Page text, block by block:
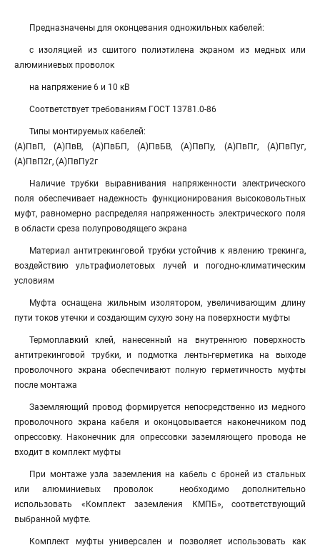
Предназначены для оконцевания одножильных кабелей:
с изоляцией из сшитого полиэтилена экраном из медных или
алюминиевых проволок
на напряжение 6 и 10 кВ
Соответствует требованиям ГОСТ 13781.0-86
Типы монтируемых кабелей:
(А)ПвП, (А)ПвВ, (А)ПвБП, (А)ПвБВ, (А)ПвПу, (А)ПвПг, (А)ПвПуг,
(А)ПвП2г, (А)ПвПу2г
Наличие трубки выравнивания напряженности электрического
поля обеспечивает надежность функционирования высоковольтных
муфт, равномерно распределяя напряженность электрического поля
в области среза полупроводящего экрана
Материал антитрекинговой трубки устойчив к явлению трекинга,
воздействию ультрафиолетовых лучей и погодно-климатическим
условиям
Муфта оснащена жильным изолятором, увеличивающим длину
пути токов утечки и создающим сухую зону на поверхности муфты
Термоплавкий клей, нанесенный на внутреннюю поверхность
антитрекинговой трубки, и подмотка ленты-герметика на выходе
проволочного экрана обеспечивают полную герметичность муфты
после монтажа
Заземляющий провод формируется непосредственно из медного
проволочного экрана кабеля и оконцовывается наконечником под
опрессовку. Наконечник для опрессовки заземляющего провода не
входит в комплект муфты
При монтаже узла заземления на кабель с броней из стальных
или алюминиевых проволок необходимо дополнительно
использовать «Комплект заземления КМПБ», соответствующий
выбранной муфте.
Комплект муфты универсален и позволяет использовать как